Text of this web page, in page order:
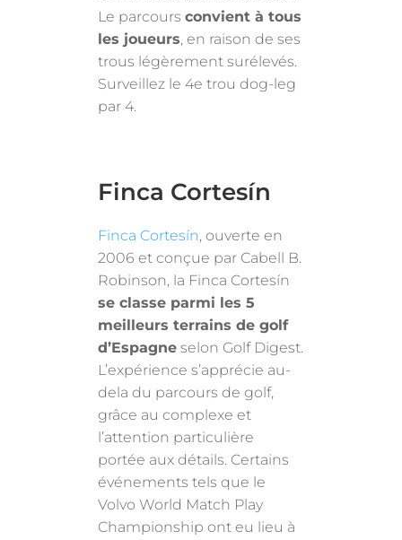
Le parcoursconvient à tous
les joueurs, en raison de ses
trous légèrement surélevés.
Surveillez le 4e trou dog-leg
par 4.
Finca Cortesín
Finca Cortesín, ouverte en
2006 et conçue par Cabell B.
Robinson, la Finca Cortesín
se classe parmi les 5
meilleurs terrains de golf
d’Espagne selon Golf Digest.
L’expérience s’apprécie au-
dela du parcours de golf,
grâce au complexe et
l’attention particulière
portée aux détails. Certains
événements tels que le
Volvo World Match Play
Championship ont eu lieu à